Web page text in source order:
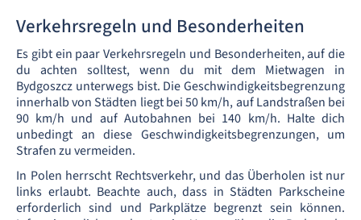
Verkehrsregeln und Besonderheiten
Es gibt ein paar Verkehrsregeln und Besonderheiten, auf die
du achten solltest, wenn du mit dem Mietwagen in
Bydgoszcz unterwegs bist. Die Geschwindigkeitsbegrenzung
innerhalb von Städten liegt bei 50 km/h, auf Landstraßen bei
90 km/h und auf Autobahnen bei 140 km/h. Halte dich
unbedingt an diese Geschwindigkeitsbegrenzungen, um
Strafen zu vermeiden.
In Polen herrscht Rechtsverkehr, und das Überholen ist nur
links erlaubt. Beachte auch, dass in Städten Parkscheine
erforderlich sind und Parkplätze begrenzt sein können.